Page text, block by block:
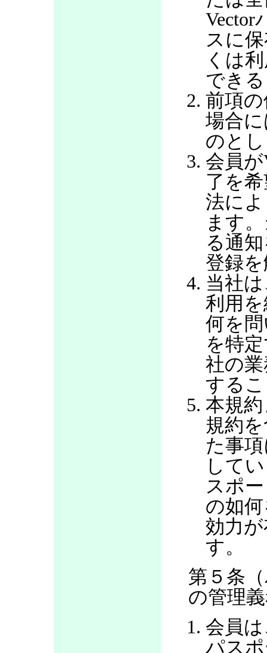
Vector
スに
くは
でき
前項
場合
のと
会員
了を
法に
ます
る通
登録
当社
利用
何を
を特
社の
する
本規
規約
た事
して
スポ
の如
効力
す。
第５条
の管理
会員
パス